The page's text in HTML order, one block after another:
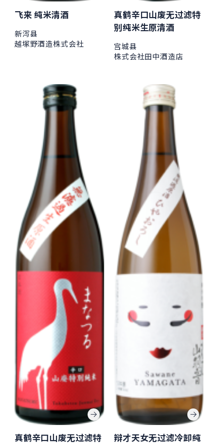
飞来 纯米清酒
新泻县
越塚野酒造株式会社
真鹤辛口山废无过滤特
别纯米生原清酒
宫城县
株式会社田中酒造店
真鹤辛口山废无过滤特 辩才天女无过滤冷卸纯